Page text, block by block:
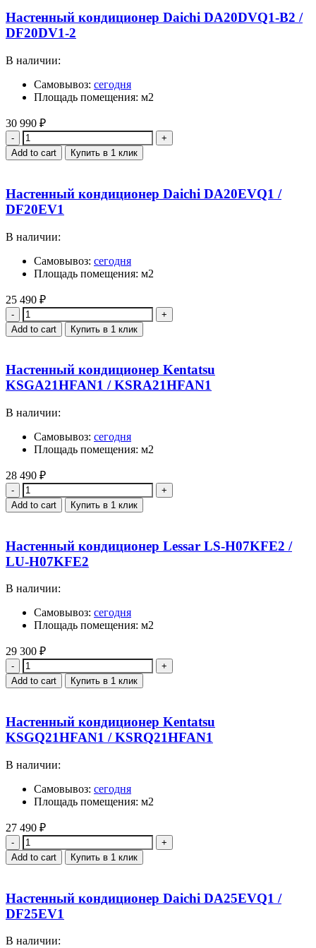
Настенный кондиционер Daichi DA20DVQ1-B2 /
DF20DV1-2
В наличии:
Самовывоз: сегодня
Площадь помещения: м2
30 990 ₽
Quantity
Add to cart Купить в 1 клик
Настенный кондиционер Daichi DA20EVQ1 /
DF20EV1
В наличии:
Самовывоз: сегодня
Площадь помещения: м2
25 490 ₽
Quantity
Add to cart Купить в 1 клик
Настенный кондиционер Kentatsu
KSGA21HFAN1 / KSRA21HFAN1
В наличии:
Самовывоз: сегодня
Площадь помещения: м2
28 490 ₽
Quantity
Add to cart Купить в 1 клик
Настенный кондиционер Lessar LS-H07KFE2 /
LU-H07KFE2
В наличии:
Самовывоз: сегодня
Площадь помещения: м2
29 300 ₽
Quantity
Add to cart Купить в 1 клик
Настенный кондиционер Kentatsu
KSGQ21HFAN1 / KSRQ21HFAN1
В наличии:
Самовывоз: сегодня
Площадь помещения: м2
27 490 ₽
Quantity
Add to cart Купить в 1 клик
Настенный кондиционер Daichi DA25EVQ1 /
DF25EV1
В наличии: